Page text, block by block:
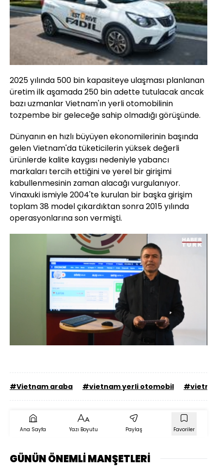
2025 yılında 500 bin kapasiteye ulaşması planlanan
üretim ilk aşamada 250 bin adette tutulacak ancak
bazı uzmanlar Vietnam'ın yerli otomobilinin
tozpembe bir geleceğe sahip olmadığı görüşünde.
Dünyanın en hızlı büyüyen ekonomilerinin başında
gelen Vietnam'da tüketicilerin yüksek değerli
ürünlerde kalite kaygısı nedeniyle yabancı
markaları tercih ettiğini ve yerel bir girişimi
kabullenmesinin zaman alacağı vurgulanıyor.
Vinaxuki ismiyle 2004'te kurulan bir başka girişim
toplam 38 model çıkardıktan sonra 2015 yılında
operasyonlarına son vermişti.
Aç
Yüklendi:
23.48%
Oynatma
Hızı
#Vietnam araba #vietnam yerli otomobil
Ana Sayfa Yazı Boyutu Paylaş Favoriler
GÜNÜN ÖNEMLİ MANŞETLERİ